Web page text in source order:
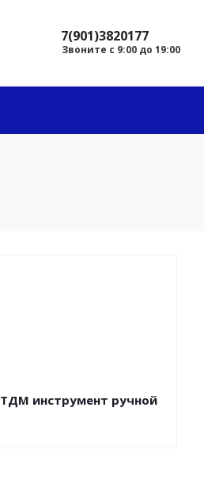
7(901)3820177
Звоните с 9:00 до 19:00
ТДМ инструмент ручной